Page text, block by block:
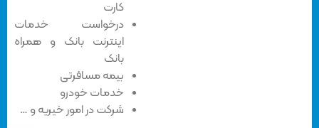
درخواست خدمات
اینترنت بانک و همراه
بیمه مسافرتی
خدمات خودرو
شرکت در امور خیریه و …